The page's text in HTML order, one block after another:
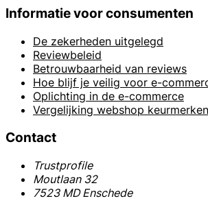
Informatie voor consumenten
De zekerheden uitgelegd
Reviewbeleid
Betrouwbaarheid van reviews
Hoe blijf je veilig voor e-
Oplichting in de e-commerce
Vergelijking webshop keurmerken
Contact
Trustprofile
Moutlaan 32
7523 MD Enschede